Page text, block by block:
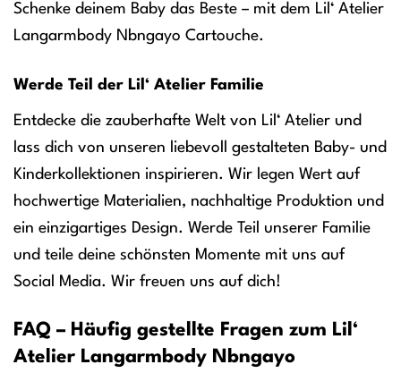
Schenke deinem Baby das Beste – mit dem Lil‘ Atelier
Langarmbody Nbngayo Cartouche.
Werde Teil der Lil‘ Atelier Familie
Entdecke die zauberhafte Welt von Lil‘ Atelier und
lass dich von unseren liebevoll gestalteten Baby- und
Kinderkollektionen inspirieren. Wir legen Wert auf
hochwertige Materialien, nachhaltige Produktion und
ein einzigartiges Design. Werde Teil unserer Familie
und teile deine schönsten Momente mit uns auf
Social Media. Wir freuen uns auf dich!
FAQ – Häufig gestellte Fragen zum Lil‘
Atelier Langarmbody Nbngayo